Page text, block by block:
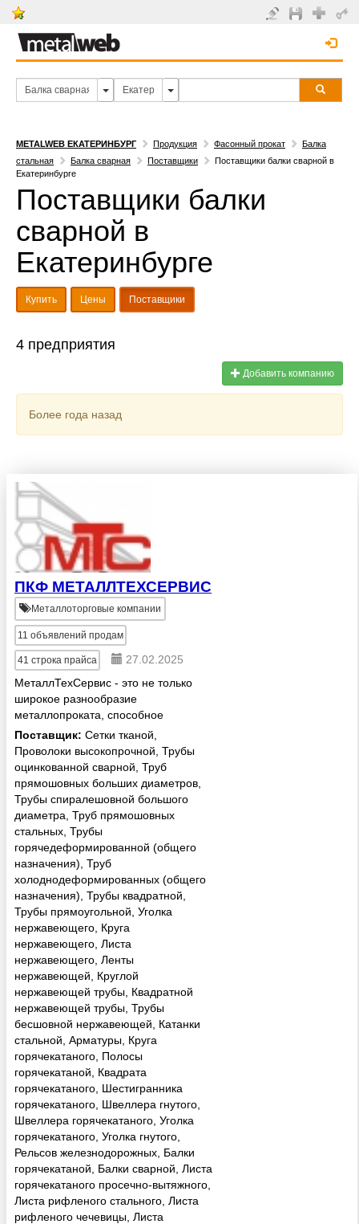
METALWEB ЕКАТЕРИНБУРГ Продукция Фасонный прокат
Балка
стальная
Балка сварная Поставщики
Поставщики балки сварной в
Екатеринбурге
Поставщики балки
сварной в
Екатеринбурге
Купить Цены Поставщики
4 предприятия
Добавить компанию
Более года назад
ПКФ МЕТАЛЛТЕХСЕРВИС
Металлоторговые компании
11 объявлений продам
41 строка прайса
27.02.2025
МеталлТехСервис - это не только
широкое разнообразие
металлопроката, способное
удовлетворить даже самые
сложные запросы клиента., но и
комплексный сервис по
сопровождению сделки. Так же
Компания пре...
Поставщик: Сетки тканой,
Проволоки высокопрочной, Трубы
оцинкованной сварной, Труб
прямошовных больших диаметров,
Трубы спиралешовной большого
диаметра, Труб прямошовных
стальных, Трубы
горячедеформированной (общего
назначения), Труб
холоднодеформированных (общего
назначения), Трубы квадратной,
Трубы прямоугольной, Уголка
нержавеющего, Круга
нержавеющего, Листа
нержавеющего, Ленты
нержавеющей, Круглой
нержавеющей трубы, Квадратной
нержавеющей трубы, Трубы
бесшовной нержавеющей, Катанки
стальной, Арматуры, Круга
горячекатаного, Полосы
горячекатаной, Квадрата
горячекатаного, Шестигранника
горячекатаного, Швеллера гнутого,
Швеллера горячекатаного, Уголка
горячекатаного, Уголка гнутого,
Рельсов железнодорожных, Балки
горячекатаной, Балки сварной, Листа
горячекатаного просечно-вытяжного,
Листа рифленого стального, Листа
рифленого чечевицы, Листа